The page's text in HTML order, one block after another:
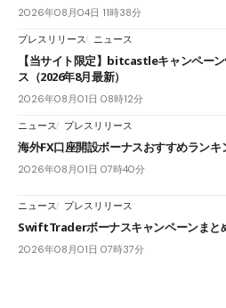
2026年08月04日 11時38分
プレスリリース ニュース
【当サイト限定】bitcastleキャンペー
ス（2026年8月最新）
2026年08月01日 08時12分
ニュース プレスリリース
海外FX口座開設ボーナスおすすめランキ
2026年08月01日 07時40分
ニュース プレスリリース
SwiftTraderボーナスキャンペーンまと
2026年08月01日 07時37分